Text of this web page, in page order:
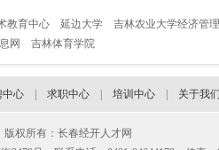
教育中心 延边大学 吉林农业大学经济管
网 吉林体育学院
中心 求职中心 培训中心 关于我们
版权所有：长春经开人才网